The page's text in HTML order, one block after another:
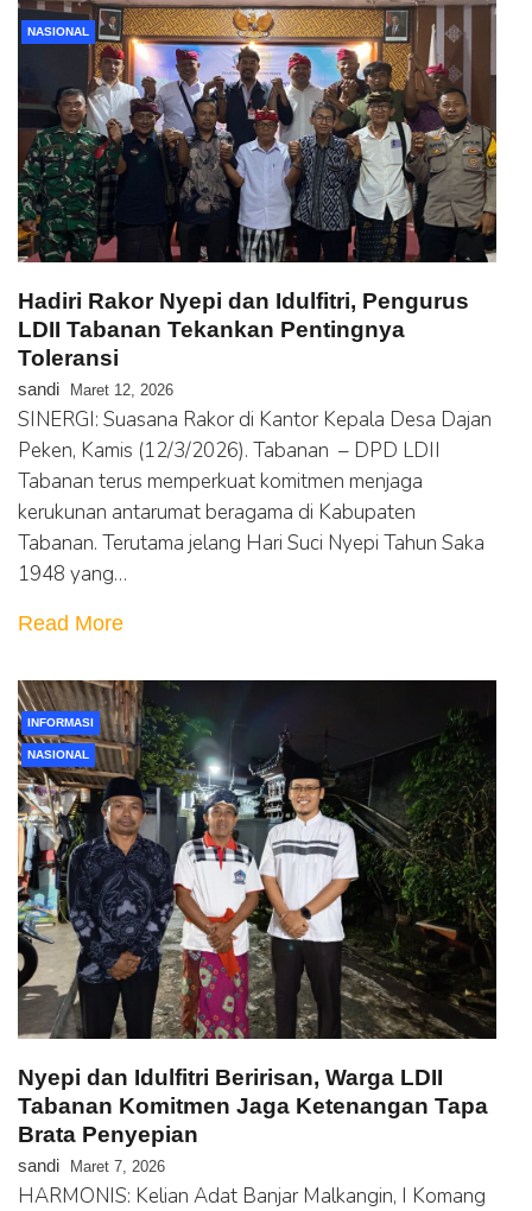
NASIONAL
Hadiri Rakor Nyepi dan Idulfitri, Pengurus
LDII Tabanan Tekankan Pentingnya
Toleransi
sandi Maret 12, 2026
SINERGI: Suasana Rakor di Kantor Kepala Desa Dajan
Peken, Kamis (12/3/2026). Tabanan – DPD LDII
Tabanan terus memperkuat komitmen menjaga
kerukunan antarumat beragama di Kabupaten
Tabanan. Terutama jelang Hari Suci Nyepi Tahun Saka
1948 yang…
Read More
INFORMASI
NASIONAL
Nyepi dan Idulfitri Beririsan, Warga LDII
Tabanan Komitmen Jaga Ketenangan Tapa
Brata Penyepian
sandi Maret 7, 2026
HARMONIS: Kelian Adat Banjar Malkangin, I Komang